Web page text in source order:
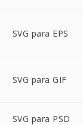
SVG para EPS
SVG para GIF
SVG para PSD